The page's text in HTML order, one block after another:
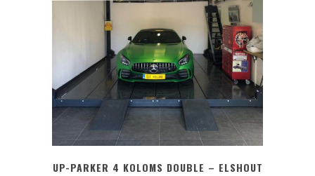
UP-PARKER 4 KOLOMS DOUBLE – ELSHOUT